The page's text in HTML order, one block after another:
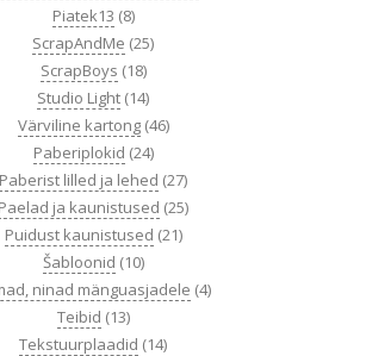
Piatek13 (8)
ScrapAndMe (25)
ScrapBoys (18)
Studio Light (14)
Värviline kartong (46)
Paberiplokid (24)
Paberist lilled ja lehed (27)
Paelad ja kaunistused (25)
Puidust kaunistused (21)
Šabloonid (10)
ninad mänguasjadele (4)
Teibid (13)
Tekstuurplaadid (14)